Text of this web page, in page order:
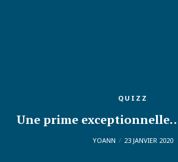
QUIZZ
Une prime
YOANN 23 JANVIER 2020